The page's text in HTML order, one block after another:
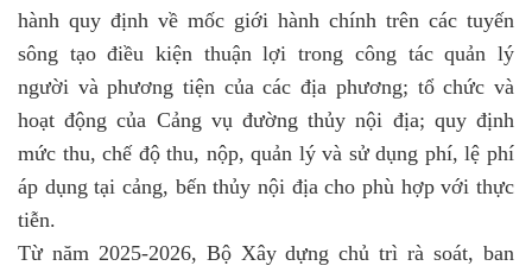
hành quy định về mốc giới hành chính trên các tuyến
sông tạo điều kiện thuận lợi trong công tác quản lý
người và phương tiện của các địa phương; tổ chức và
hoạt động của Cảng vụ đường thủy nội địa; quy định
mức thu, chế độ thu, nộp, quản lý và sử dụng phí, lệ phí
áp dụng tại cảng, bến thủy nội địa cho phù hợp với thực
tiễn.
Từ năm 2025-2026, Bộ Xây dựng chủ trì rà soát, ban